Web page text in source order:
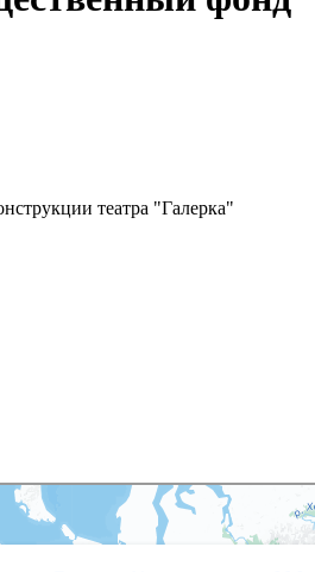
театра "Галерка"